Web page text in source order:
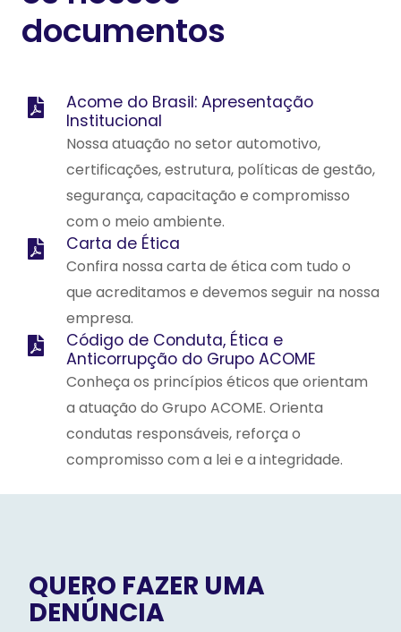
documentos
Acome do Brasil: Apresentação
Institucional
Nossa atuação no setor automotivo,
certificações, estrutura, políticas de gestão,
segurança, capacitação e compromisso
com o meio ambiente.
Carta de Ética
Confira nossa carta de ética com tudo o
que acreditamos e devemos seguir na nossa
empresa.
Código de Conduta, Ética e
Anticorrupção do Grupo ACOME
Conheça os princípios éticos que orientam
a atuação do Grupo ACOME. Orienta
condutas responsáveis, reforça o
compromisso com a lei e a integridade.
QUERO FAZER UMA
DENÚNCIA